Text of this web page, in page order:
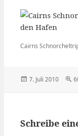
Cairns
Veröffentlicht
7. Juli 2010
Schreibe